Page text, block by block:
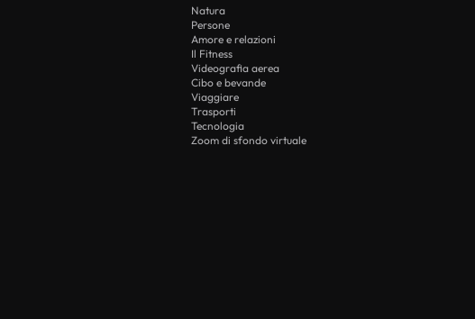
Natura
Persone
Amore e relazioni
Il Fitness
Videografia aerea
Cibo e bevande
Viaggiare
Trasporti
Tecnologia
Zoom di sfondo virtuale